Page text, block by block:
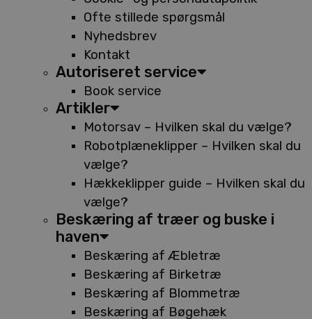
Ofte stillede spørgsmål
Nyhedsbrev
Kontakt
Autoriseret service
Book service
Artikler
Motorsav – Hvilken skal du vælge?
Robotplæneklipper – Hvilken skal du
vælge?
Hækkeklipper guide – Hvilken skal du
vælge?
Beskæring af træer og buske i
haven
Beskæring af Æbletræ
Beskæring af Birketræ
Beskæring af Blommetræ
Beskæring af Bøgehæk